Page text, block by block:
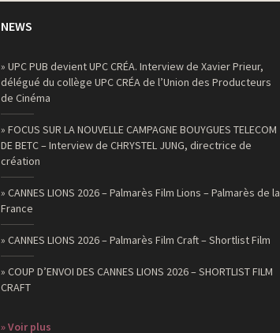
NEWS
» UPC PUB devient UPC CRÉA. Interview de Xavier Prieur,
délégué du collège UPC CRÉA de l’Union des Producteurs
de Cinéma
» FOCUS SUR LA NOUVELLE CAMPAGNE BOUYGUES TELECOM
DE BETC – Interview de CHRYSTEL JUNG, directrice de
création
» CANNES LIONS 2026 – Palmarès Film Lions – Palmarès de la
France
» CANNES LIONS 2026 – Palmarès Film Craft – Shortlist Film
» COUP D’ENVOI DES CANNES LIONS 2026 – SHORTLIST FILM
CRAFT
» Voir plus